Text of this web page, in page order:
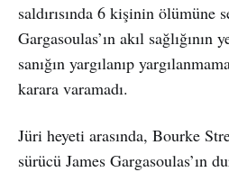
saldırısında 6 kişinin ölümüne
Gargasoulas’ın akıl sağlığının
sanığın yargılanıp
karara varamadı.
Jüri heyeti arasında, Bourke
sürücü James Gargasoulas’ın